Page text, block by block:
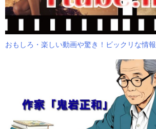
おもしろ・楽しい動画や驚き！ビックリな情報